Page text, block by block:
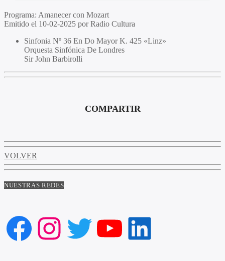
Programa: Amanecer con Mozart
Emitido el 10-02-2025 por Radio Cultura
Sinfonia Nº 36 En Do Mayor K. 425 «Linz»
Orquesta Sinfónica De Londres
Sir John Barbirolli
COMPARTIR
VOLVER
NUESTRAS REDES
Facebook
Instagram
Twitter
YouTube
LinkedIn